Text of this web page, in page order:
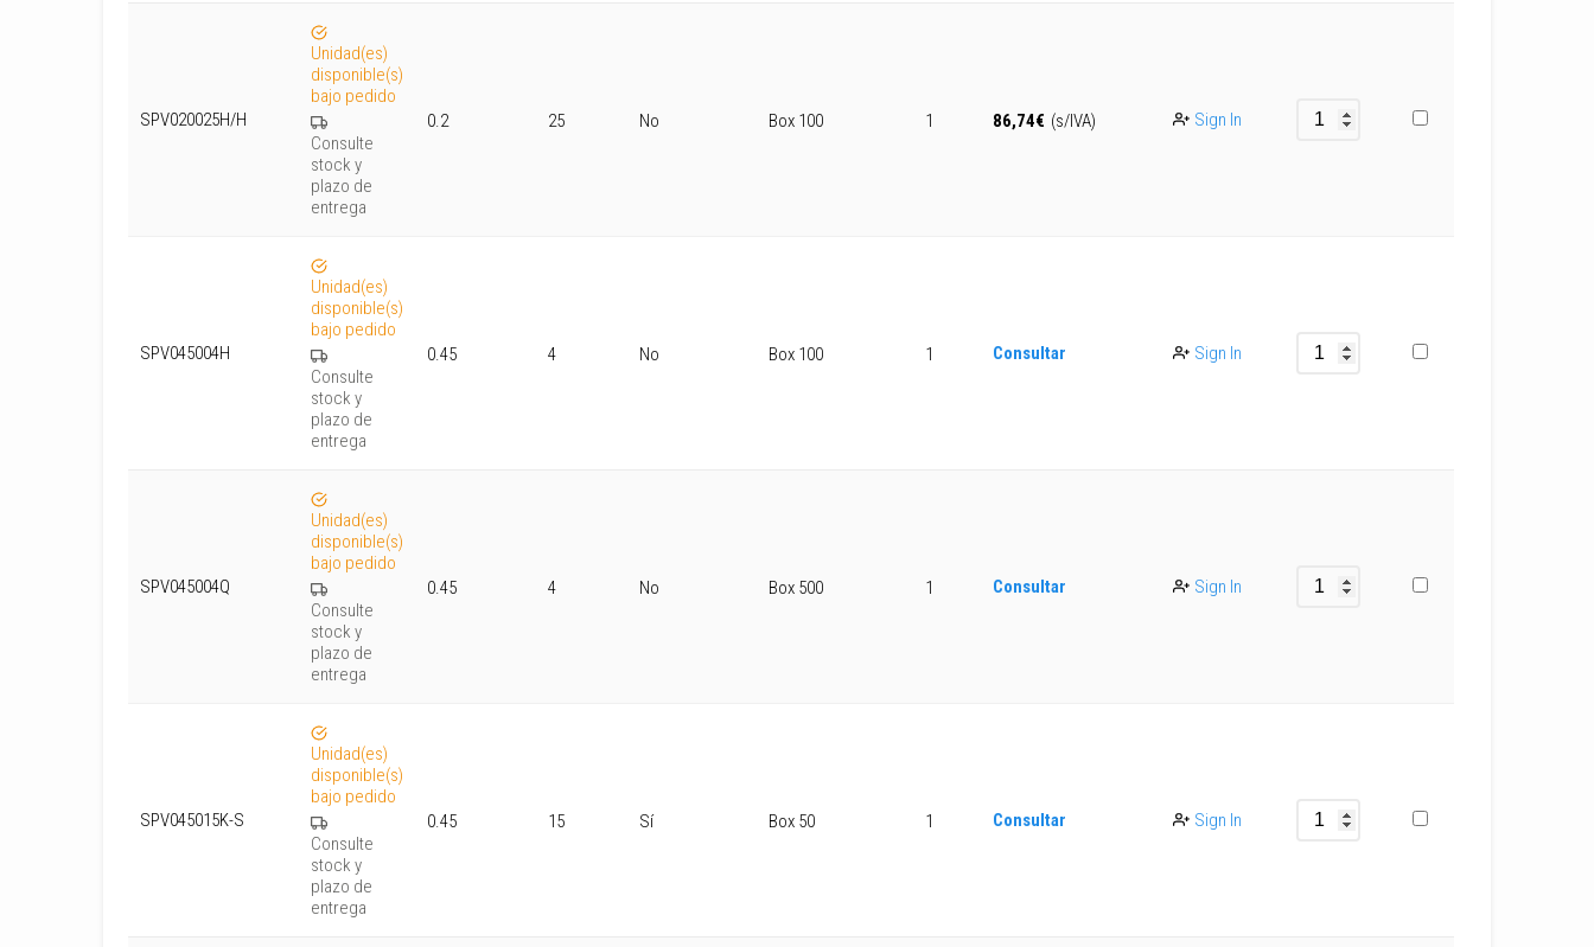
SPV020025H/H
Unidad(es)
disponible(s)
bajo pedido
Consulte
stock y
plazo de
entrega
0.2 25 No Box 100 1 86,74€ (s/IVA) Sign In
SPV045004H
Unidad(es)
disponible(s)
bajo pedido
Consulte
stock y
plazo de
entrega
0.45 4 No Box 100 1 Consultar Sign In
SPV045004Q
Unidad(es)
disponible(s)
bajo pedido
Consulte
stock y
plazo de
entrega
0.45 4 No Box 500 1 Consultar Sign In
SPV045015K-S
Unidad(es)
disponible(s)
bajo pedido
Consulte
stock y
plazo de
entrega
0.45 15 Sí Box 50 1 Consultar Sign In